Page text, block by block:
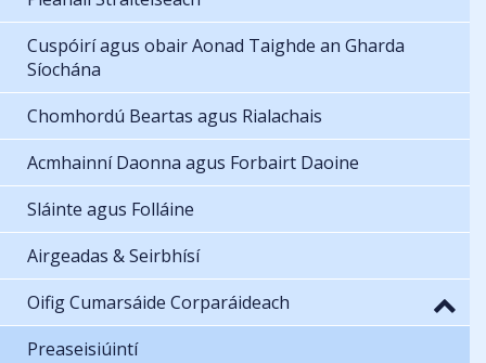
Cuspóirí agus obair Aonad Taighde an Gharda
Síochána
Chomhordú Beartas agus Rialachais
Acmhainní Daonna agus Forbairt Daoine
Sláinte agus Folláine
Airgeadas & Seirbhísí
Oifig Cumarsáide Corparáideach
Preaseisiúintí